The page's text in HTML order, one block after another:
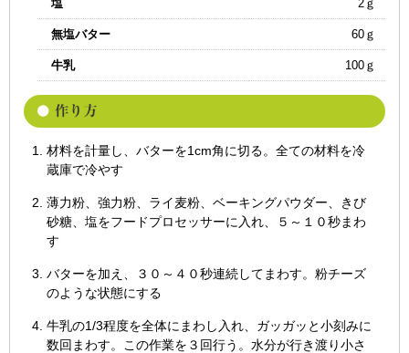
塩 2ｇ
無塩バター 60ｇ
牛乳 100ｇ
材料を計量し、バターを1cm角に切る。全ての材料を冷
蔵庫で冷やす
薄力粉、強力粉、ライ麦粉、ベーキングパウダー、きび
砂糖、塩をフードプロセッサーに入れ、５～１０秒まわ
す
バターを加え、３０～４０秒連続してまわす。粉チーズ
のような状態にする
牛乳の1/3程度を全体にまわし入れ、ガッガッと小刻みに
数回まわす。この作業を３回行う。水分が行き渡り小さ